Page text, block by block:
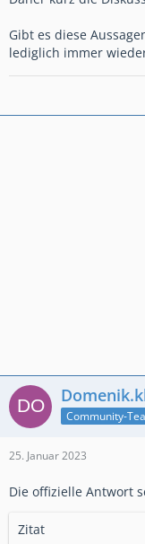
Gibt es diese
lediglich immer
Community-
25. Januar 2023
Die offizielle Antwort
Zitat